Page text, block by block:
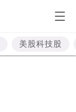
美股科技股